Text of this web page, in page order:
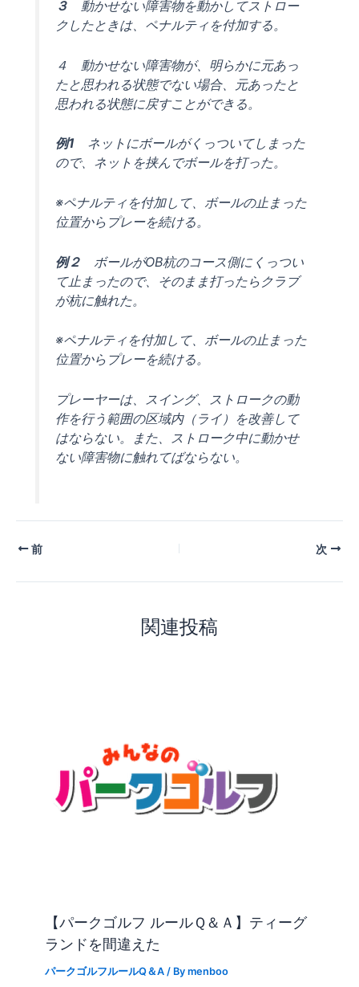
３ 動かせない障害物を動かしてストロー
クしたときは、ペナルティを付加する。
４ 動かせない障害物が、明らかに元あっ
たと思われる状態でない場合、元あったと
思われる状態に戻すことができる。
例1 ネットにボールがくっついてしまった
ので、ネットを挟んでボールを打った。
※ペナルティを付加して、ボールの止まった
位置からプレーを続ける。
例２ ボールがOB杭のコース側にくっつい
て止まったので、そのまま打ったらクラブ
が杭に触れた。
※ペナルティを付加して、ボールの止まった
位置からプレーを続ける。
プレーヤーは、スイング、ストロークの動
作を行う範囲の区域内（ライ）を改善して
はならない。また、ストローク中に動かせ
ない障害物に触れてばならない。
前 次
関連投稿
【パークゴルフ ルールＱ＆Ａ】ティーグ
ランドを間違えた
パークゴルフルールQ＆A / Bymenboo